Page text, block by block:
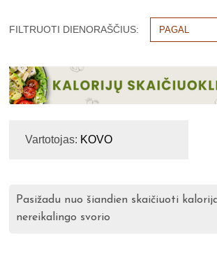
FILTRUOTI DIENORAŠČIUS:
Vartotojas: KOVO
Pasižadu nuo šiandien skaičiuoti
nereikalingo svorio